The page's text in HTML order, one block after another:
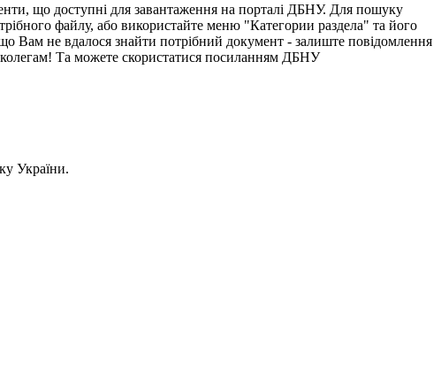
що доступні для завантаження на порталі ДБНУ. Для пошуку
файлу, або використайте меню "Категории раздела" та його
Вам не вдалося знайти потрібний документ - залиште повідомлення
колегам! Та можете скористатися посиланням ДБНУ
України.